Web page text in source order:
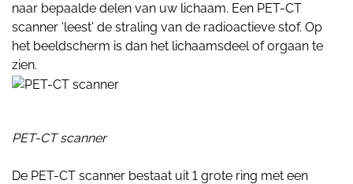
naar bepaalde delen van uw lichaam. Een PET-CT
scanner 'leest' de straling van de radioactieve stof. Op
het beeldscherm is dan het lichaamsdeel of orgaan te
zien.
PET-CT scanner
De PET-CT scanner bestaat uit 1 grote ring met een